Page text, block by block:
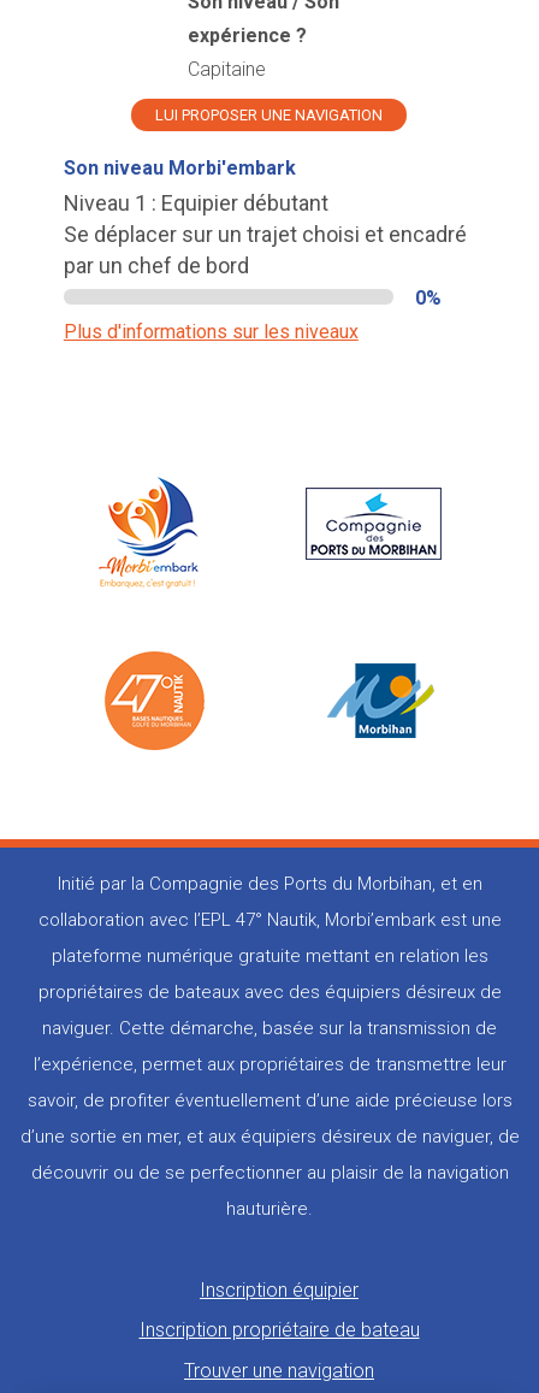
expérience ?
Capitaine
LUI PROPOSER UNE NAVIGATION
Son niveau Morbi'embark
Niveau 1 : Equipier débutant
Se déplacer sur un trajet choisi et encadré
par un chef de bord
0%
Plus d'informations sur les niveaux
Initié par la Compagnie des Ports du Morbihan, et en
collaboration avec l’EPL 47° Nautik, Morbi’embark est une
plateforme numérique gratuite mettant en relation les
propriétaires de bateaux avec des équipiers désireux de
naviguer. Cette démarche, basée sur la transmission de
l’expérience, permet aux propriétaires de transmettre leur
savoir, de profiter éventuellement d’une aide précieuse lors
d’une sortie en mer, et aux équipiers désireux de naviguer, de
découvrir ou de se perfectionner au plaisir de la navigation
hauturière.
Inscription équipier
Inscription propriétaire de bateau
Trouver une navigation